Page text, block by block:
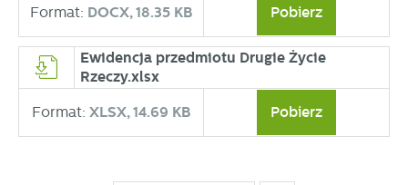
Format: DOCX,18.35 KB Pobierz
Ewidencja przedmiotu Drugie Życie
Rzeczy.xlsx
Format: XLSX,14.69 KB Pobierz